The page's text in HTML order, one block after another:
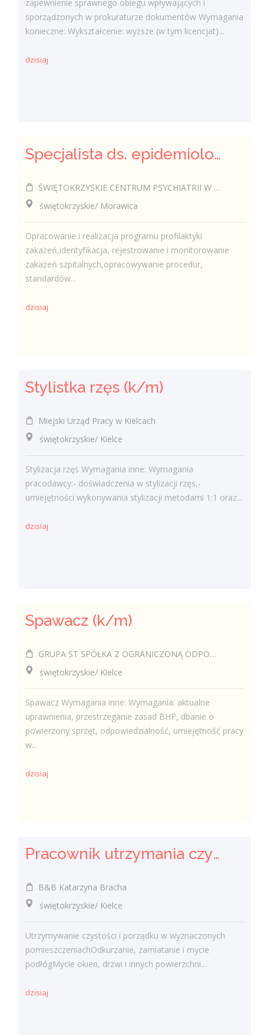
zapewnienie sprawnego obiegu wpływających i
sporządzonych w prokuraturze dokumentów Wymagania
konieczne: Wykształcenie: wyższe (w tym licencjat)...
dzisiaj
Specjalista ds. epidemiologii (k/m)
ŚWIĘTOKRZYSKIE CENTRUM PSYCHIATRII W MORAWICY
świętokrzyskie/ Morawica
Opracowanie i realizacja programu profilaktyki
zakażeń,identyfikacja, rejestrowanie i monitorowanie
zakażeń szpitalnych,opracowywanie procedur,
standardów...
dzisiaj
Stylistka rzęs (k/m)
Miejski Urząd Pracy w Kielcach
świętokrzyskie/ Kielce
Stylizacja rzęs Wymagania inne: Wymagania
pracodawcy:- doświadczenia w stylizacji rzęs,-
umiejętności wykonywania stylizacji metodami 1:1 oraz...
dzisiaj
Spawacz (k/m)
GRUPA ST SPÓŁKA Z OGRANICZONĄ ODPOWIEDZIALNOŚCIĄ
świętokrzyskie/ Kielce
Spawacz Wymagania inne: Wymagania: aktualne
uprawnienia, przestrzeganie zasad BHP, dbanie o
powierzony sprzęt, odpowiedzialność, umiejętność pracy
w...
dzisiaj
Pracownik utrzymania czystości (sprzątaczka) (k/m)
B&B Katarzyna Bracha
świętokrzyskie/ Kielce
Utrzymywanie czystości i porządku w wyznaczonych
pomieszczeniachOdkurzanie, zamiatanie i mycie
podłógMycie okien, drzwi i innych powierzchni...
dzisiaj